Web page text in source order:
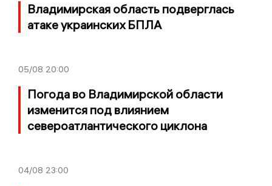
Владимирская область подверглась
атаке украинских БПЛА
05/08 20:00
Погода во Владимирской области
изменится под влиянием
североатлантического циклона
04/08 23:00